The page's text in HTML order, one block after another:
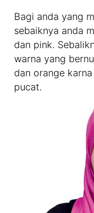
Bagi anda yang
sebaiknya anda
dan pink.
warna yang
dan orange
pucat.